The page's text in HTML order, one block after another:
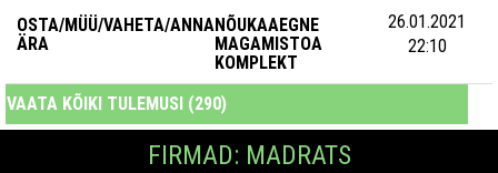
OSTA/MÜÜ/VAHETA/ANNA
ÄRA
NÕUKAAEGNE
MAGAMISTOA
KOMPLEKT
26.01.2021
22:10
VAATA KÕIKI TULEMUSI (290)
FIRMAD: MADRATS